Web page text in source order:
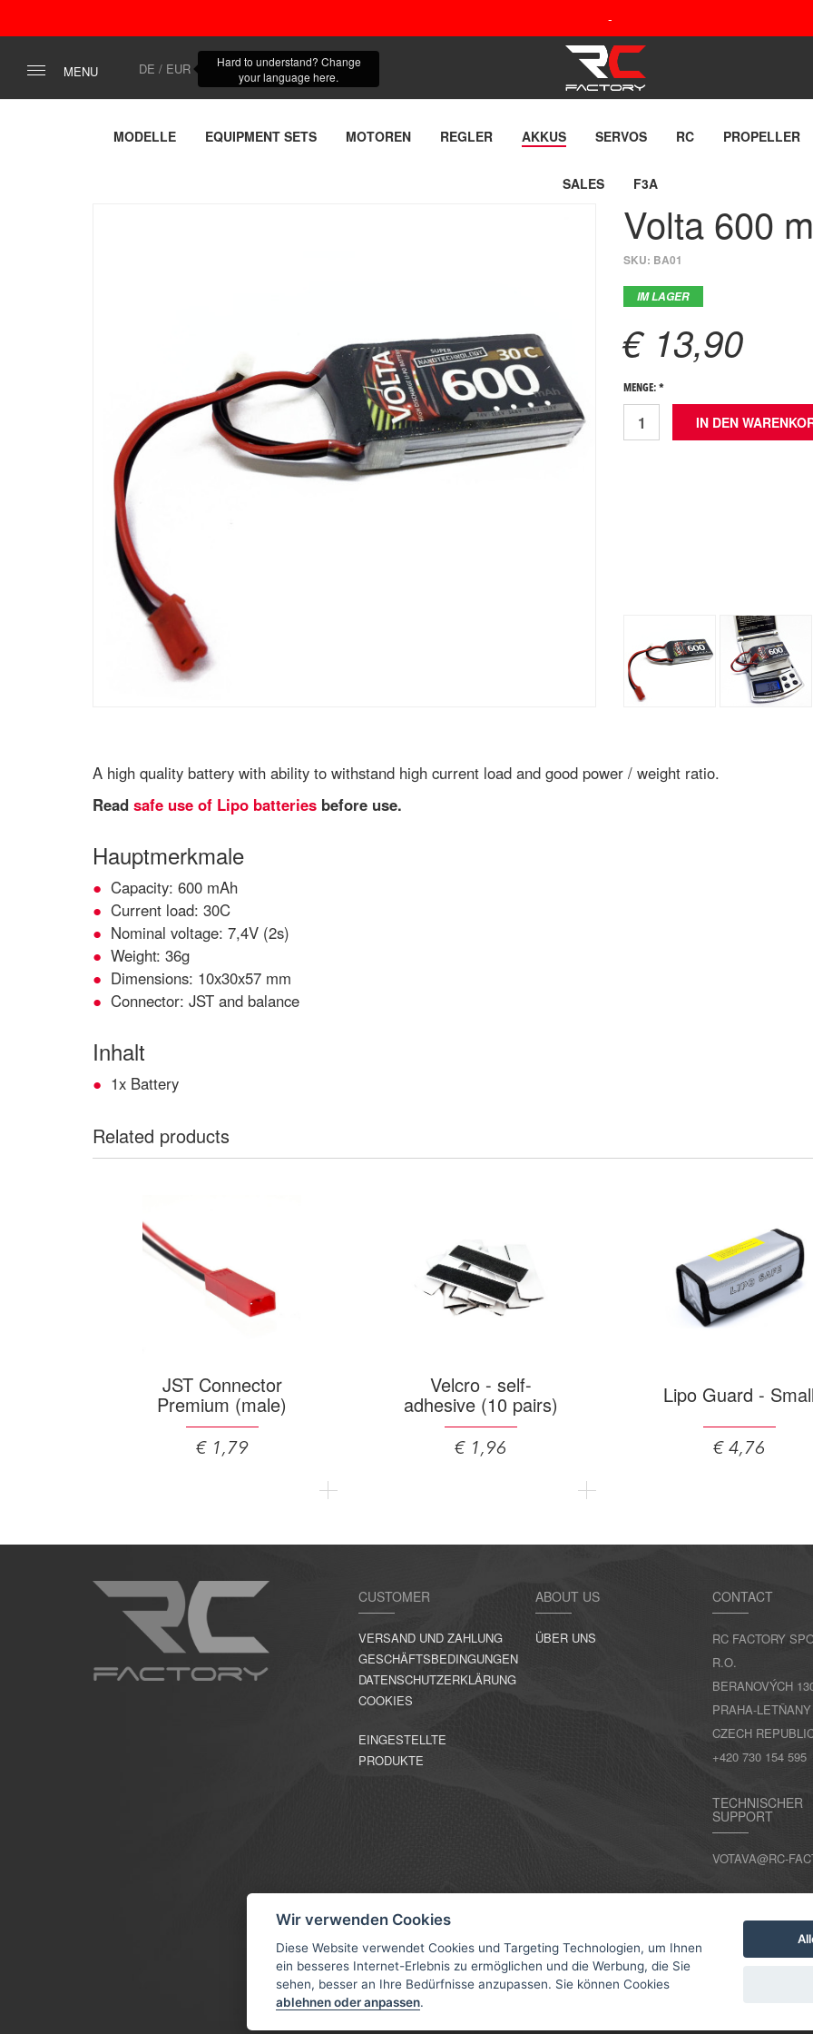
-
MENU DE / EUR
Hard to understand? Change
your language here.
MODELLE EQUIPMENT SETS MOTOREN REGLER AKKUS SERVOS RC PROPELLER
SALES F3A
Volta 600
SKU: BA01
IM LAGER
€ 13,90
MENGE: *
A high quality battery with ability to withstand high current load and good power / weight ratio.
Read safe use of Lipo batteries before use.
Hauptmerkmale
Capacity: 600 mAh
Current load: 30C
Nominal voltage: 7,4V (2s)
Weight: 36g
Dimensions: 10x30x57 mm
Connector: JST and balance
Inhalt
1x Battery
Related products
JST Connector
Premium (male)
€ 1,79
Velcro - self-
adhesive (10 pairs)
€ 1,96
Lipo Guard -
€ 4,76
CUSTOMER
VERSAND UND ZAHLUNG
GESCHÄFTSBEDINGUNGEN
DATENSCHUTZERKLÄRUNG
COOKIES
EINGESTELLTE
PRODUKTE
ABOUT US
ÜBER UNS
CONTACT
RC FACTORY
R.O.
BERANOVÝCH
PRAHA-LETŇANY
CZECH
+420 730 154 595
TECHNISCHER
SUPPORT
VOTAVA@RC-
Wir verwenden Cookies
Diese Website verwendet Cookies und Targeting Technologien, um Ihnen
ein besseres Internet-Erlebnis zu ermöglichen und die Werbung, die Sie
sehen, besser an Ihre Bedürfnisse anzupassen. Sie können Cookies
ablehnen oder anpassen.